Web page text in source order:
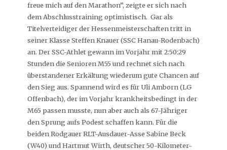
freue mich auf den Marathon”, zeigte er sich nach
dem Abschlusstraining optimistisch. Gar als
Titelverteidiger der Hessenmeisterschaften tritt in
seiner Klasse Steffen Knauer (SSC Hanau-Rodenbach)
an. Der SSC-Athlet gewann im Vorjahr mit 2:50:29
Stunden die Senioren M55 und rechnet sich nach
überstandener Erkältung wiederum gute Chancen auf
den Sieg aus. Spannend wird es für Uli Amborn (LG
Offenbach), der im Vorjahr krankheitsbedingt in der
M65 passen musste, nun aber auch als 67-Jähriger
den Sprung aufs Podest schaffen kann. Für die
beiden Rodgauer RLT-Ausdauer-Asse Sabine Beck
(W40) und Hartmut Wirth, deutscher 50-Kilometer-